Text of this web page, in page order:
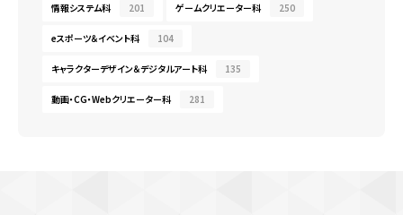
情報システム科 201 ゲームクリエーター科 250
eスポーツ＆イベント科 104
キャラクターデザイン＆デジタルアート科 135
動画・CG・Webクリエーター科 281